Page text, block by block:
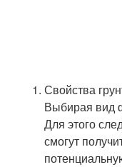
Свойства
Выбирая вид
Для этого
смогут